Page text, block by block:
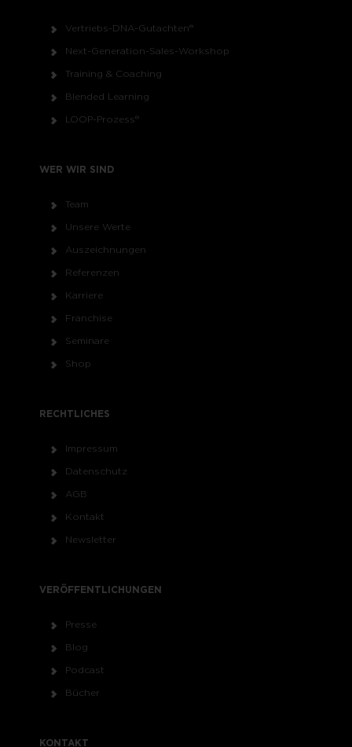
Vertriebs-DNA-Gutachten®
Next-Generation-Sales-Workshop
Training & Coaching
Blended Learning
LOOP-Prozess®
WER WIR SIND
Team
Unsere Werte
Auszeichnungen
Referenzen
Karriere
Franchise
Seminare
Shop
RECHTLICHES
Impressum
Datenschutz
AGB
Kontakt
Newsletter
VERÖFFENTLICHUNGEN
Presse
Blog
Podcast
Bücher
KONTAKT